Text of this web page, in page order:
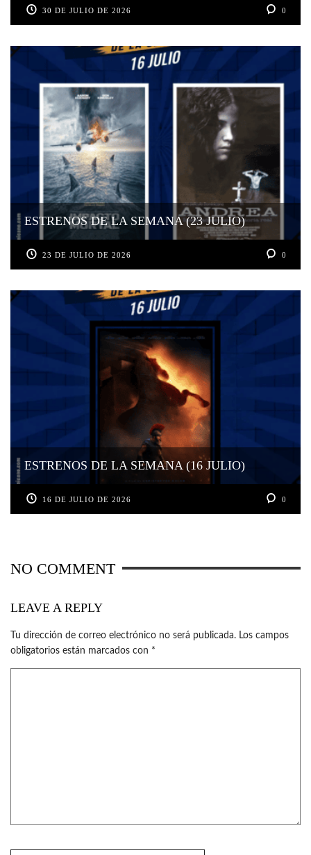
30 DE JULIO DE 2026 0
ESTRENOS DE LA SEMANA (23 JULIO)
23 DE JULIO DE 2026 0
ESTRENOS DE LA SEMANA (16 JULIO)
16 DE JULIO DE 2026 0
NO COMMENT
LEAVE A REPLY
Tu dirección de correo electrónico no será publicada. Los campos
obligatorios están marcados con *